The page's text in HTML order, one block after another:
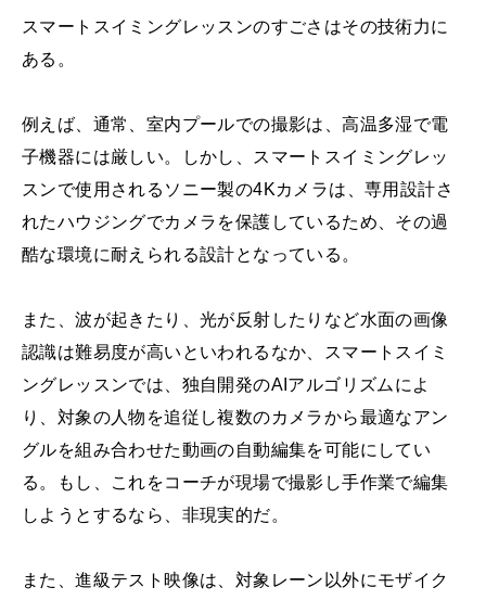
スマートスイミングレッスンのすごさはその技術力に
ある。
例えば、通常、室内プールでの撮影は、高温多湿で電
子機器には厳しい。しかし、スマートスイミングレッ
スンで使用されるソニー製の4Kカメラは、専用設計さ
れたハウジングでカメラを保護しているため、その過
酷な環境に耐えられる設計となっている。
また、波が起きたり、光が反射したりなど水面の画像
認識は難易度が高いといわれるなか、スマートスイミ
ングレッスンでは、独自開発のAIアルゴリズムによ
り、対象の人物を追従し複数のカメラから最適なアン
グルを組み合わせた動画の自動編集を可能にしてい
る。もし、これをコーチが現場で撮影し手作業で編集
しようとするなら、非現実的だ。
また、進級テスト映像は、対象レーン以外にモザイク